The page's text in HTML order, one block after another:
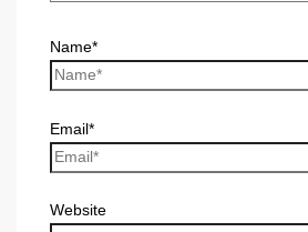
Name*
Email*
Website